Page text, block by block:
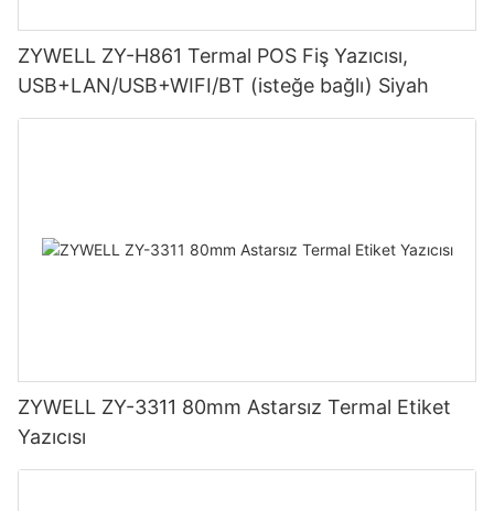
ZYWELL ZY-H861 Termal POS Fiş Yazıcısı,
USB+LAN/USB+WIFI/BT (isteğe bağlı) Siyah
ZYWELL ZY-3311 80mm Astarsız Termal Etiket
Yazıcısı